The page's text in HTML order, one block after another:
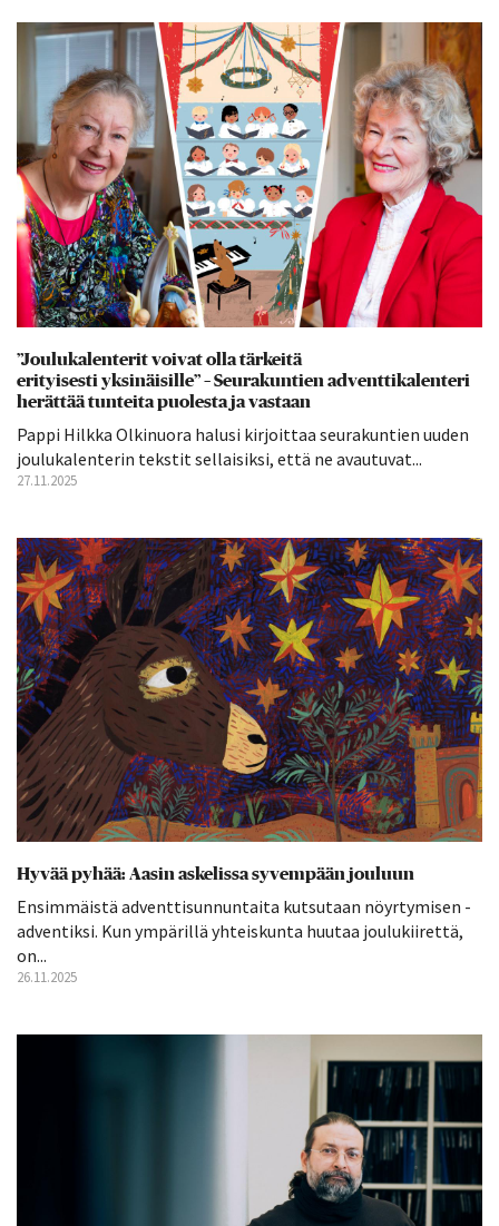
”Joulukalenterit voivat olla tärkeitä
erityisesti yksinäisille” – Seurakuntien adventtikalenteri
herättää tunteita puolesta ja vastaan
Pappi Hilkka Olkinuora halusi kirjoittaa seurakuntien uuden
joulukalenterin tekstit sellaisiksi, että ne avautuvat...
27.11.2025
Hyvää pyhää: Aasin askelissa syvempään jouluun
Ensimmäistä adventtisunnuntaita kutsutaan nöyrtymisen ­
adventiksi. Kun ympärillä yhteiskunta huutaa joulukiirettä,
on...
26.11.2025